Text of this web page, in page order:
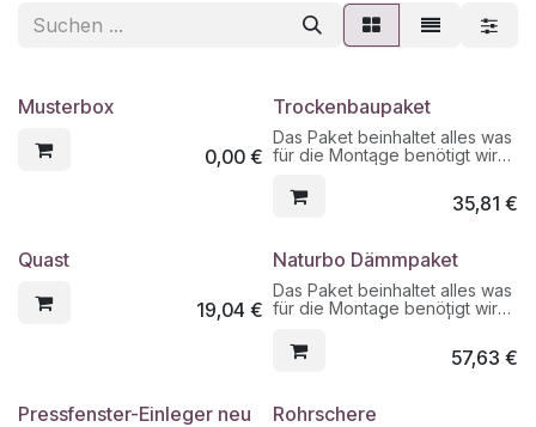
Musterbox
0,00 €
Trockenbaupaket
Das Paket beinhaltet alles was
für die Montage benötigt wird:
Haftfix |
Fugenarmierungsgewebe |
Streichputz als Deckschicht
35,81 €
Quast
19,04 €
Naturbo Dämmpaket
Das Paket beinhaltet alles was
für die Montage benötigt wird:
Dämmplatten | Haftfix |
Fugenarmierungsgewebe |
Fugenfix | Finishputz weiß als
57,63 €
Pressfenster-Einleger neu Rohrschere